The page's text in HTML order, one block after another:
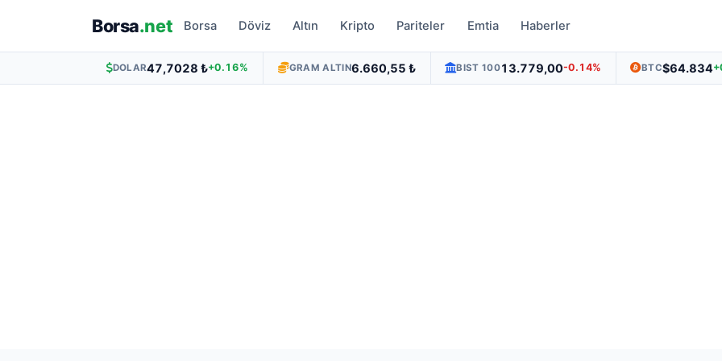
Borsa.net Borsa Döviz Altın Kripto Pariteler Emtia Haberler
DOLAR47,7028 ₺+0.16% GRAM ALTIN6.660,55 ₺ BIST 10013.779,00-0.14% BTC$64.834